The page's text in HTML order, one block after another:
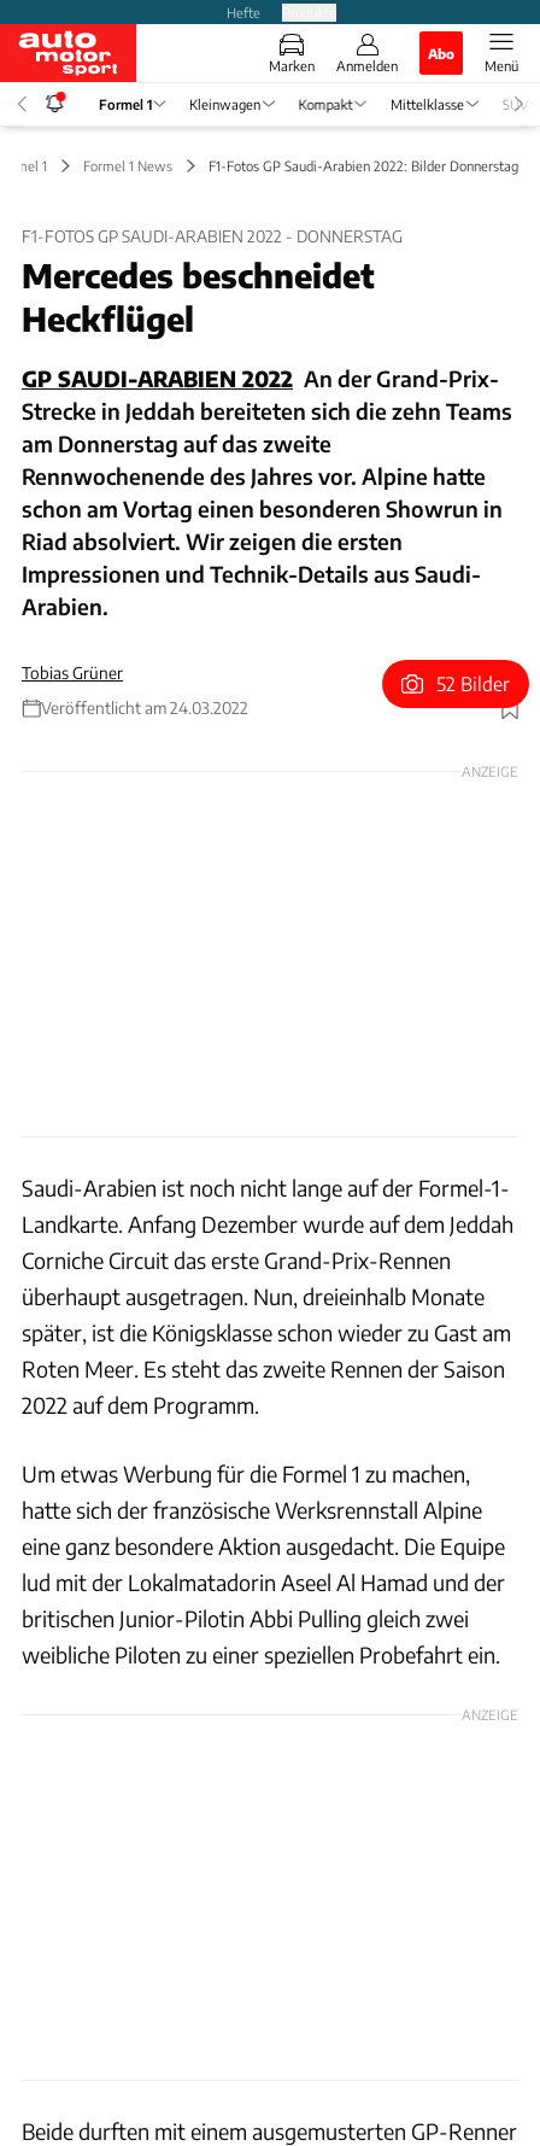
Hefte
Marken Anmelden
Abo
Menü
Formel 1 Kleinwagen Kompakt Mittelklasse SUV
1 Formel 1 News F1-Fotos GP Saudi-Arabien 2022: Bilder Donnerstag
F1-FOTOS GP SAUDI-ARABIEN 2022 - DONNERSTAG
Mercedes beschneidet
Heckflügel
GP SAUDI-ARABIEN 2022 An der Grand-Prix-
Strecke in Jeddah bereiteten sich die zehn Teams
am Donnerstag auf das zweite
Rennwochenende des Jahres vor. Alpine hatte
schon am Vortag einen besonderen Showrun in
Riad absolviert. Wir zeigen die ersten
Impressionen und Technik-Details aus Saudi-
Arabien.
Tobias Grüner
Veröffentlicht am 24.03.2022
Foto: Alpine
52 Bilder
ANZEIGE
Saudi-Arabien ist noch nicht lange auf der Formel-1-
Landkarte. Anfang Dezember wurde auf dem Jeddah
Corniche Circuit das erste Grand-Prix-Rennen
überhaupt ausgetragen. Nun, dreieinhalb Monate
später, ist die Königsklasse schon wieder zu Gast am
Roten Meer. Es steht das zweite Rennen der Saison
2022 auf dem Programm.
Um etwas Werbung für die Formel 1 zu machen,
hatte sich der französische Werksrennstall Alpine
eine ganz besondere Aktion ausgedacht. Die Equipe
lud mit der Lokalmatadorin Aseel Al Hamad und der
britischen Junior-Pilotin Abbi Pulling gleich zwei
weibliche Piloten zu einer speziellen Probefahrt ein.
ANZEIGE
Beide durften mit einem ausgemusterten GP-Renner